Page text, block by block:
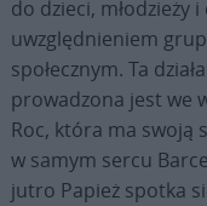
do dzieci, młodzieży
uwzględnieniem
społecznym. Ta
prowadzona jest we
Roc, która ma swoją
w samym sercu
jutro Papież spotka